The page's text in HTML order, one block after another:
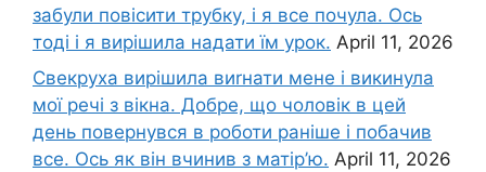
забули повісити трубку, і я все почула. Ось
тоді і я вирішила надати їм урок. April 11, 2026
Свекруха вирішила виrнати мене і викинула
мої речі з вікна. Добре, що чоловік в цей
день повернувся в роботи раніше і побачив
все. Ось як він вчинив з матір’ю. April 11, 2026